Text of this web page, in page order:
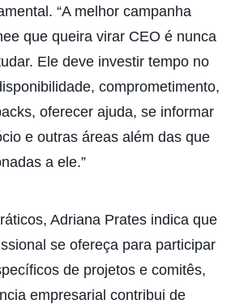
“A melhor campanha
que queira virar CEO é nunca
Ele deve investir tempo no
comprometimento,
oferecer ajuda, se informar
e outras áreas além das que
a ele.”
Adriana Prates indica que
se ofereça para participar
de projetos e comitês,
empresarial contribui de